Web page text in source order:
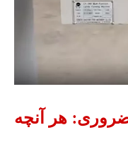
هر آنچه